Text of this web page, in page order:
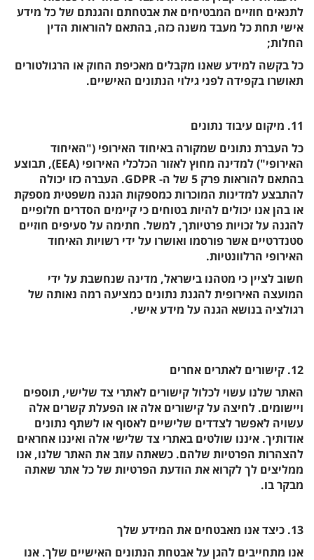
לתנאים חוזיים המבטיחים את אבטחתם והגנתם של כל מידע
אישי תחת כל מעבד משנה כזה, בהתאם להוראות הדין
החלות;
כל בקשה למידע שאנו מקבלים מאכיפת החוק או הרגולטורים
תאושרו בקפידה לפני גילוי הנתונים האישיים.
11. מיקום עיבוד נתונים
כל העברת נתונים שמקורה באיחוד האירופי ("האיחוד
האירופי") למדינה מחוץ לאזור הכלכלי האירופי (EEA), תבוצע
בהתאם להוראות פרק 5 של ה- GDPR. העברה כזו יכולה
להתבצע למדינות המוכרות כמספקות הגנה משפטית מספקת
או בהן אנו יכולים להיות בטוחים כי קיימים הסדרים חלופיים
להגנה על זכויות פרטיותך, למשל. חתימה על סעיפים חוזיים
סטנדרטיים אשר פורסמו ואושרו על ידי רשויות האיחוד
האירופי הרלוונטיות.
חשוב לציין כי מטהנו בישראל, מדינה שנחשבת על ידי
המועצה האירופית להגנת נתונים כמציעה רמה נאותה של
רגולציה בנושא הגנה על מידע אישי.
12. קישורים לאתרים אחרים
האתר שלנו עשוי לכלול קישורים לאתרי צד שלישי, תוספים
ויישומים. לחיצה על קישורים אלה או הפעלת קשרים אלה
עשויה לאפשר לצדדים שלישיים לאסוף או לשתף נתונים
אודותיך. איננו שולטים באתרי צד שלישי אלה ואיננו אחראים
להצהרות הפרטיות שלהם. כשאתה עוזב את האתר שלנו, אנו
ממליצים לך לקרוא את הודעת הפרטיות של כל אתר שאתה
מבקר בו.
13. כיצד אנו מאבטחים את המידע שלך
אנו מתחייבים להגן על אבטחת הנתונים האישיים שלך. אנו